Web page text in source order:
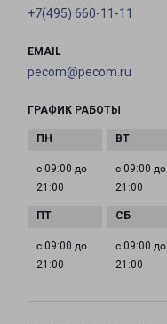
+7(495) 660-11-11
EMAIL
pecom@pecom.ru
ГРАФИК РАБОТЫ
с 09:00 до
21:00
с 09:00 до
21:00
с 09:00 до
21:00
с 09:00 до
21:00